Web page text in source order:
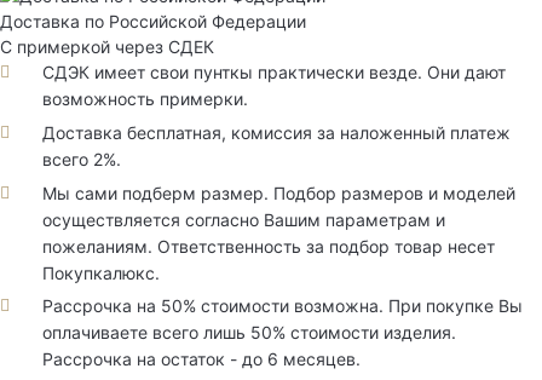
Доставка по Российской Федерации
С примеркой через СДЕК
СДЭК имеет свои пунткы практически везде. Они дают
возможность примерки.
Доставка бесплатная, комиссия за наложенный платеж
всего 2%.
Мы сами подберм размер. Подбор размеров и моделей
осуществляется согласно Вашим параметрам и
пожеланиям. Ответственность за подбор товар несет
Покупкалюкс.
Рассрочка на 50% стоимости возможна. При покупке Вы
оплачиваете всего лишь 50% стоимости изделия.
Рассрочка на остаток - до 6 месяцев.